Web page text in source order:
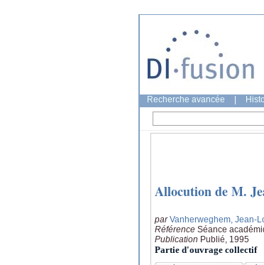
Recherche avancée
Allocution de M.
parVanherweghem, Jean-
Référence Séance
Publication Publié, 1995
Partie d'ouvrage collectif